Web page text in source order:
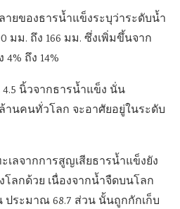
ายของธารน้ำแข็งระบุว่าระดับน้ำ
มม. ถึง 166 มม. ซึ่งเพิ่มขึ้นจาก
4% ถึง 14%
4.5 นิ้วจากธารน้ำแข็ง นั่น
ล้านคนทั่วโลก จะอาศัยอยู่ในระดับ
ลจากการสูญเสียธารน้ำแข็งยัง
ลกด้วย เนื่องจากน้ำจืดบนโลก
ประมาณ 68.7 ส่วน นั้นถูกกักเก็บ